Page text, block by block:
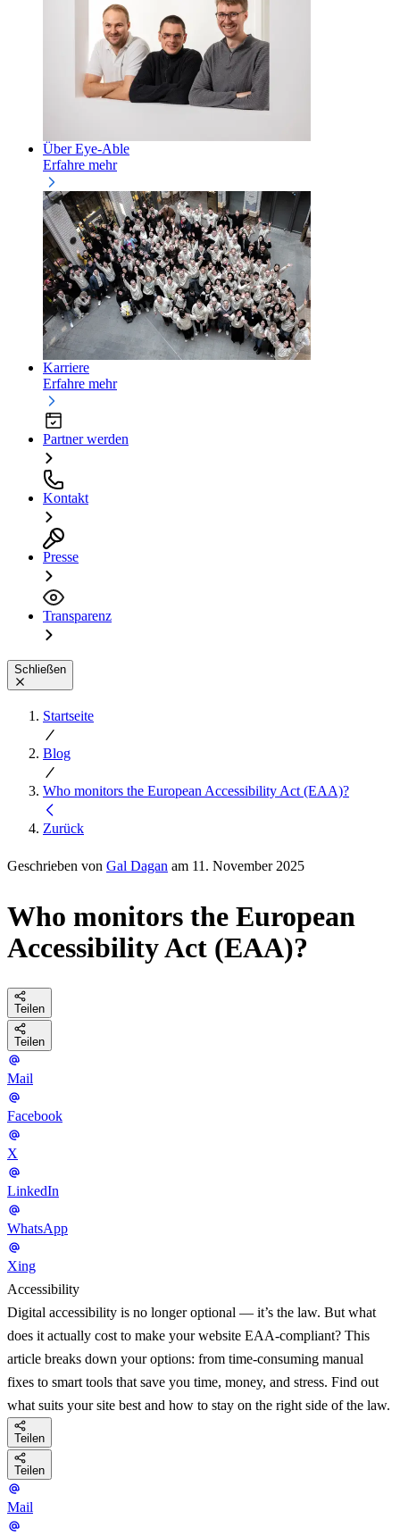
Über Eye-Able
Erfahre mehr
Karriere
Erfahre mehr
Partner werden
Kontakt
Presse
Transparenz
Schließen
Startseite
Blog
Who monitors the European Accessibility Act (EAA)?
Zurück
Geschrieben von Gal Dagan am 11. November 2025
Who monitors the European
Accessibility Act (EAA)?
Teilen
Teilen
Mail
Facebook
X
LinkedIn
WhatsApp
Xing
Accessibility
Digital accessibility is no longer optional — it’s the law. But what
does it actually cost to make your website EAA-compliant? This
article breaks down your options: from time-consuming manual
fixes to smart tools that save you time, money, and stress. Find out
what suits your site best and how to stay on the right side of the law.
Teilen
Teilen
Mail